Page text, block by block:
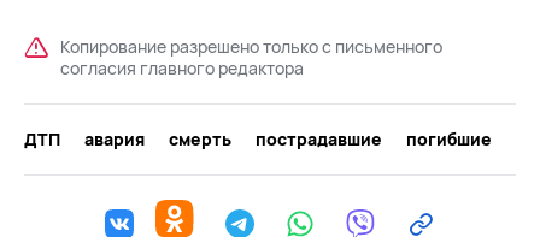
Копирование разрешено только с письменного
согласия главного редактора
ДТП авария смерть пострадавшие погибшие